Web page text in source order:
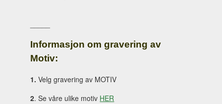
Informasjon om gravering av
Motiv:
1. Velg gravering av MOTIV
2. Se våre ulike motiv HER